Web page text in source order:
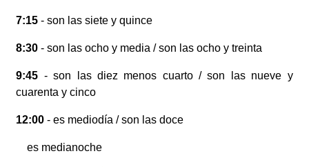
7:15 - son las siete y quince
8:30 - son las ocho y media / son las ocho y treinta
9:45 - son las diez menos cuarto / son las nueve y
cuarenta y cinco
12:00 - es mediodía / son las doce
es medianoche